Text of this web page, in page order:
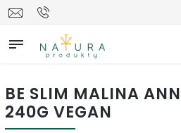
BE SLIM MALINA
240G VEGAN